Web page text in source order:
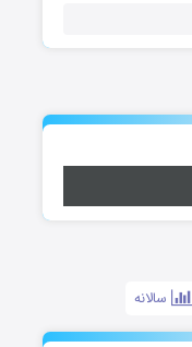
سالانه